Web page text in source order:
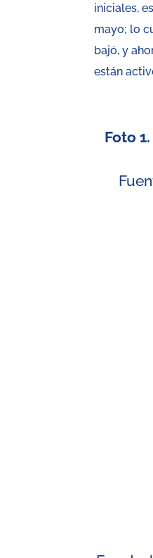
iniciales,
mayo; lo
bajó, y
están
Foto 1.